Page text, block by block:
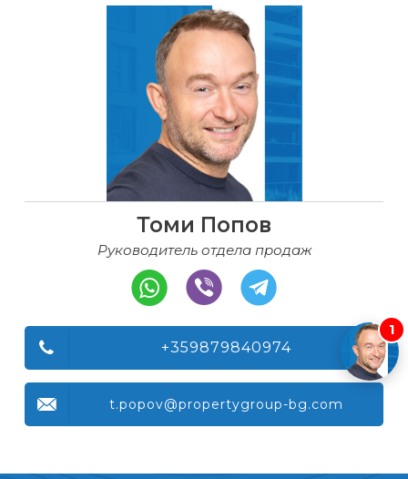
Томи Попов
Руководитель отдела продаж
+359879840974
t.popov@propertygroup-bg.com
1